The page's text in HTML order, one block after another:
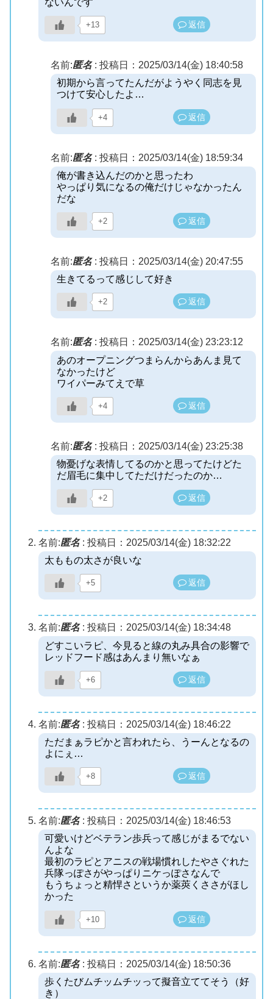
ないんです
+13 返信
名前:匿名: 投稿日：2025/03/14(金) 18:40:58
初期から言ってたんだがようやく同志を見
つけて安心したよ…
+4 返信
名前:匿名: 投稿日：2025/03/14(金) 18:59:34
俺が書き込んだのかと思ったわ
やっぱり気になるの俺だけじゃなかったん
だな
+2 返信
名前:匿名: 投稿日：2025/03/14(金) 20:47:55
生きてるって感じして好き
+2 返信
名前:匿名: 投稿日：2025/03/14(金) 23:23:12
あのオープニングつまらんからあんま見て
なかったけど
ワイパーみてえで草
+4 返信
名前:匿名: 投稿日：2025/03/14(金) 23:25:38
物憂げな表情してるのかと思ってたけどた
だ眉毛に集中してただけだったのか…
+2 返信
名前:匿名: 投稿日：2025/03/14(金) 18:32:22
太ももの太さが良いな
+5 返信
名前:匿名: 投稿日：2025/03/14(金) 18:34:48
どすこいラピ、今見ると線の丸み具合の影響で
レッドフード感はあんまり無いなぁ
+6 返信
名前:匿名: 投稿日：2025/03/14(金) 18:46:22
ただまぁラピかと言われたら、うーんとなるの
よにぇ…
+8 返信
名前:匿名: 投稿日：2025/03/14(金) 18:46:53
可愛いけどベテラン歩兵って感じがまるでない
んよな
最初のラピとアニスの戦場慣れしたやさぐれた
兵隊っぽさがやっぱりニケっぽさなんで
もうちょっと精悍さというか薬莢くささがほし
かった
+10 返信
名前:匿名: 投稿日：2025/03/14(金) 18:50:36
歩くたびムチッムチッって擬音立ててそう（好
き）